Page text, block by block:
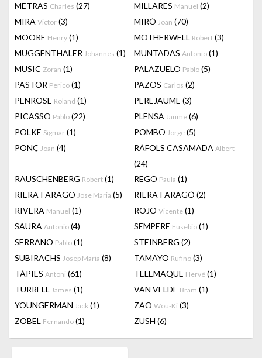
METRAS Charles (27) MILLARES Manuel (2)
MIRA Victor (3) MIRÓ Joan (70)
MOORE Henry (1) MOTHERWELL Robert (3)
MUGGENTHALER Johannes (1) MUNTADAS Antonio (1)
MUSIC Zoran (1) PALAZUELO Pablo (5)
PASTOR Perico (1) PAZOS Carlos (2)
PENROSE Roland (1) PEREJAUME (3)
PICASSO Pablo (22) PLENSA Jaume (6)
POLKE Sigmar (1) POMBO Jorge (5)
PONÇ Joan (4) RÀFOLS CASAMADA Albert
(24)
RAUSCHENBERG Robert (1) REGO Paula (1)
RIERA I ARAGO Jose Maria (5) RIERA I ARAGÓ (2)
RIVERA Manuel (1) ROJO Vicente (1)
SAURA Antonio (4) SEMPERE Eusebio (1)
SERRANO Pablo (1) STEINBERG (2)
SUBIRACHS Josep Maria (8) TAMAYO Rufino (3)
TÀPIES Antoni (61) TELEMAQUE Hervé (1)
TURRELL James (1) VAN VELDE Bram (1)
YOUNGERMAN Jack (1) ZAO Wou-Ki (3)
ZOBEL Fernando (1) ZUSH (6)